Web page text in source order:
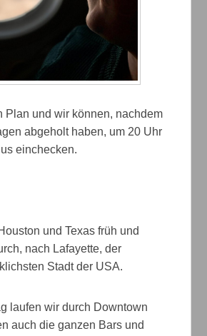
Plan und wir können, nachdem
abgeholt haben, um 20 Uhr
einchecken.
und Texas früh und
nach Lafayette, der
Stadt der USA.
laufen wir durch Downtown
auch die ganzen Bars und